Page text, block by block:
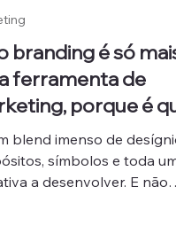
branding é só
ferramenta de
porque é
necessário na
hoteleira?
blend imenso de
símbolos e toda
a desenvolver. E não